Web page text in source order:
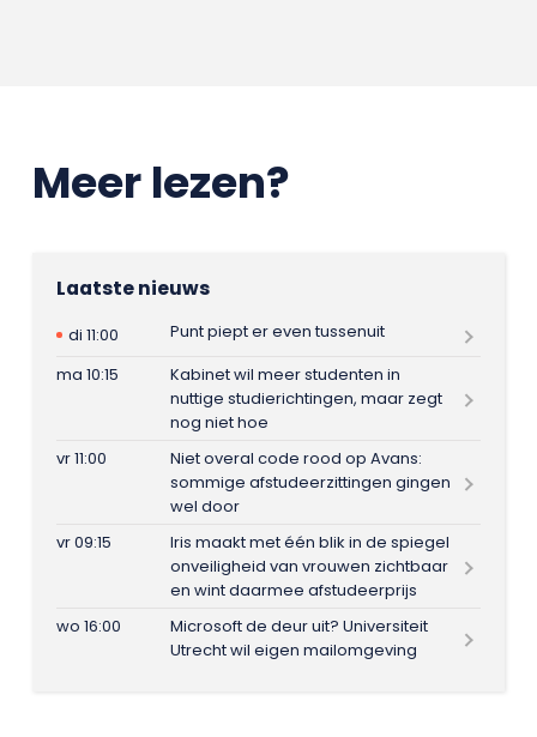
Meer lezen?
Laatste nieuws
di 11:00
Punt piept er even tussenuit
ma 10:15
Kabinet wil meer studenten in
nuttige studierichtingen, maar zegt
nog niet hoe
vr 11:00
Niet overal code rood op Avans:
sommige afstudeerzittingen gingen
wel door
vr 09:15
Iris maakt met één blik in de spiegel
onveiligheid van vrouwen zichtbaar
en wint daarmee afstudeerprijs
wo 16:00
Microsoft de deur uit? Universiteit
Utrecht wil eigen mailomgeving